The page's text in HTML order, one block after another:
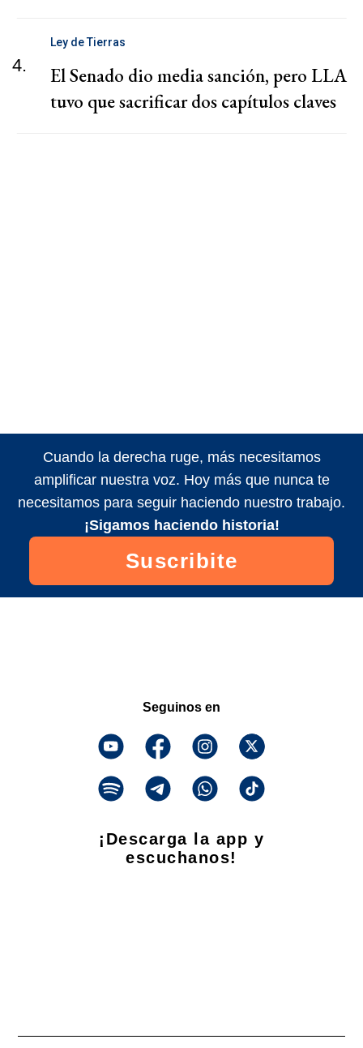
4.
Ley de Tierras
El Senado dio media sanción, pero LLA
tuvo que sacrificar dos capítulos claves
Cuando la derecha ruge, más necesitamos
amplificar nuestra voz. Hoy más que nunca te
necesitamos para seguir haciendo nuestro trabajo.
¡Sigamos haciendo historia!
Suscribite
Seguinos en
¡Descarga la app y
escuchanos!